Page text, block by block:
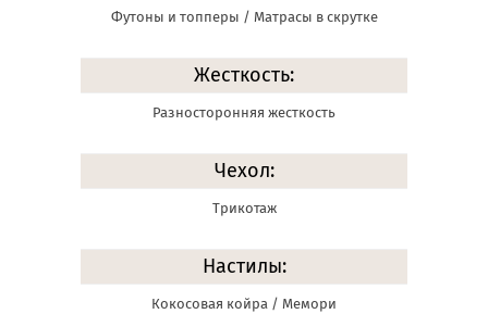
Футоны и топперы / Матрасы в скрутке
Жесткость:
Разносторонняя жесткость
Чехол:
Трикотаж
Настилы:
Кокосовая койра / Мемори